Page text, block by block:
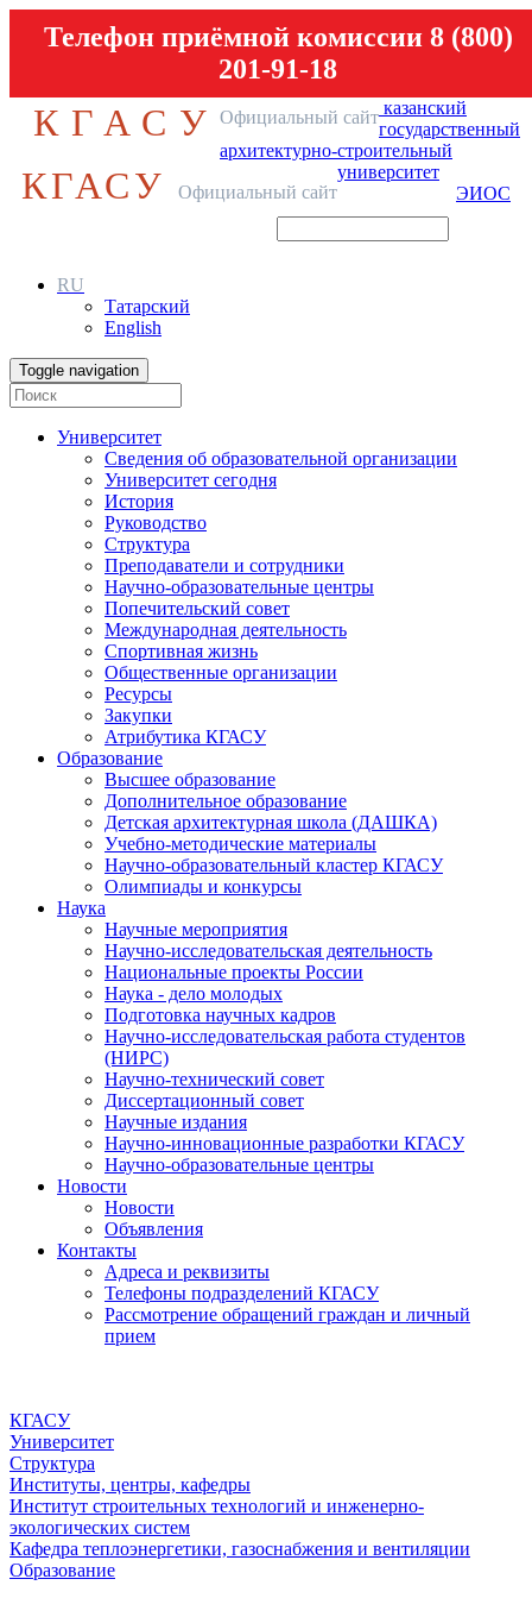
Телефон приёмной комиссии 8 (800)
201-91-18
КГАСУ Официальный сайт казанский
государственный
архитектурно-строительный
университет
КГАСУ Официальный сайт ЭИОС
RU
Татарский
English
Toggle navigation
Университет
Сведения об образовательной организации
Университет сегодня
История
Руководство
Структура
Преподаватели и сотрудники
Научно-образовательные центры
Попечительский совет
Международная деятельность
Спортивная жизнь
Общественные организации
Ресурсы
Закупки
Атрибутика КГАСУ
Образование
Высшее образование
Дополнительное образование
Детская архитектурная школа (ДАШКА)
Учебно-методические материалы
Научно-образовательный кластер КГАСУ
Олимпиады и конкурсы
Наука
Научные мероприятия
Научно-исследовательская деятельность
Национальные проекты России
Наука - дело молодых
Подготовка научных кадров
Научно-исследовательская работа студентов
(НИРС)
Научно-технический совет
Диссертационный совет
Научные издания
Научно-инновационные разработки КГАСУ
Научно-образовательные центры
Новости
Новости
Объявления
Контакты
Адреса и реквизиты
Телефоны подразделений КГАСУ
Рассмотрение обращений граждан и личный
прием
КГАСУ
Университет
Структура
Институты, центры, кафедры
Институт строительных технологий и инженерно-
экологических систем
Кафедра теплоэнергетики, газоснабжения и вентиляции
Образование